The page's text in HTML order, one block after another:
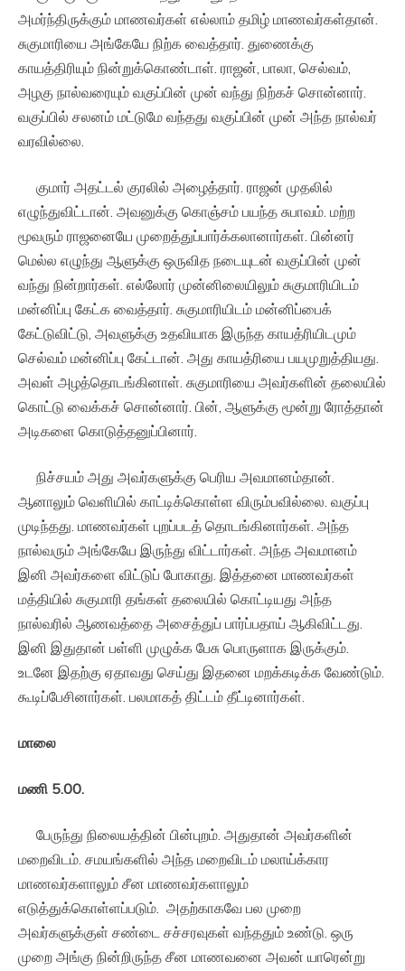
அமர்ந்திருக்கும் மாணவர்கள் எல்லாம் தமிழ் மாணவர்கள்தான்.
சுகுமாரியை அங்கேயே நிற்க வைத்தார். துணைக்கு
காயத்திரியும் நின்றுக்கொண்டாள். ராஜன், பாலா, செல்வம்,
அழகு நால்வரையும் வகுப்பின் முன் வந்து நிற்கச் சொன்னார்.
வகுப்பில் சலனம் மட்டுமே வந்தது வகுப்பின் முன் அந்த நால்வர்
வரவில்லை.
குமார் அதட்டல் குரலில் அழைத்தார். ராஜன் முதலில்
எழுந்துவிட்டான். அவனுக்கு கொஞ்சம் பயந்த சுபாவம். மற்ற
மூவரும் ராஜனையே முறைத்துப்பார்க்கலானார்கள். பின்னர்
மெல்ல எழுந்து ஆளுக்கு ஒருவித நடையுடன் வகுப்பின் முன்
வந்து நின்றார்கள். எல்லோர் முன்னிலையிலும் சுகுமாரியிடம்
மன்னிப்பு கேட்க வைத்தார். சுகுமாரியிடம் மன்னிப்பைக்
கேட்டுவிட்டு, அவளுக்கு உதவியாக இருந்த காயத்ரியிடமும்
செல்வம் மன்னிப்பு கேட்டான். அது காயத்ரியை பயமுறுத்தியது.
அவள் அழத்தொடங்கினாள். சுகுமாரியை அவர்களின் தலையில்
கொட்டு வைக்கச் சொன்னார். பின், ஆளுக்கு மூன்று ரோத்தான்
அடிகளை கொடுத்தனுப்பினார்.
நிச்சயம் அது அவர்களுக்கு பெரிய அவமானம்தான்.
ஆனாலும் வெளியில் காட்டிக்கொள்ள விரும்பவில்லை. வகுப்பு
முடிந்தது. மாணவர்கள் புறப்படத் தொடங்கினார்கள். அந்த
நால்வரும் அங்கேயே இருந்து விட்டார்கள். அந்த அவமானம்
இனி அவர்களை விட்டுப் போகாது. இத்தனை மாணவர்கள்
மத்தியில் சுகுமாரி தங்கள் தலையில் கொட்டியது அந்த
நால்வரில் ஆணவத்தை அசைத்துப் பார்ப்பதாய் ஆகிவிட்டது.
இனி இதுதான் பள்ளி முழுக்க பேசு பொருளாக இருக்கும்.
உடனே இதற்கு ஏதாவது செய்து இதனை மறக்கடிக்க வேண்டும்.
கூடிப்பேசினார்கள். பலமாகத் திட்டம் தீட்டினார்கள்.
மாலை
மணி 5.00.
பேருந்து நிலையத்தின் பின்புறம். அதுதான் அவர்களின்
மறைவிடம். சமயங்களில் அந்த மறைவிடம் மலாய்க்கார
மாணவர்களாலும் சீன மாணவர்களாலும்
எடுத்துக்கொள்ளப்படும். அதற்காகவே பல முறை
அவர்களுக்குள் சண்டை சச்சரவுகள் வந்ததும் உண்டு. ஒரு
முறை அங்கு நின்றிருந்த சீன மாணவனை அவன் யாரென்று